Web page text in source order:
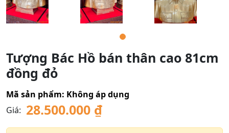
Tượng Bác Hồ bán thân cao 81cm
đồng đỏ
Mã sản phẩm: Không áp dụng
Giá: 28.500.000 ₫